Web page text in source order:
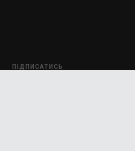
ПІДПИСАТИСЬ